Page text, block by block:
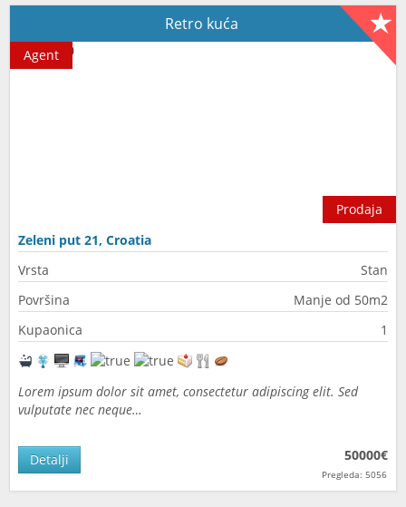
Retro kuća
Prodaja
Agent
Zeleni put 21, Croatia
Vrsta
Stan
Površina
Manje od 50m2
Kupaonica
1
Lorem ipsum dolor sit amet, consectetur adipiscing elit. Sed
vulputate nec neque…
50000€
Pregleda: 5056
Detalji